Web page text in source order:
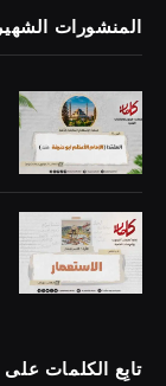
المنشورات
تابِع الكلمات